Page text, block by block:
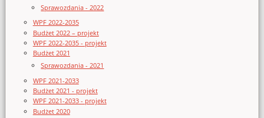
Sprawozdania - 2022
WPF 2022-2035
Budżet 2022 – projekt
WPF 2022-2035 - projekt
Budżet 2021
Sprawozdania - 2021
WPF 2021-2033
Budżet 2021 - projekt
WPF 2021-2033 - projekt
Budżet 2020